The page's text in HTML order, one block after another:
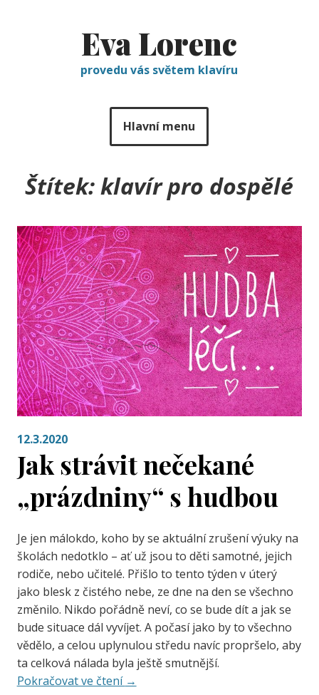
Eva Lorenc
provedu vás světem klavíru
Hlavní menu
Štítek:klavír pro dospělé
12.3.2020
Jak strávit nečekané
„prázdniny“ s hudbou
Je jen málokdo, koho by se aktuální zrušení výuky na
školách nedotklo – ať už jsou to děti samotné, jejich
rodiče, nebo učitelé. Přišlo to tento týden v úterý
jako blesk z čistého nebe, ze dne na den se všechno
změnilo. Nikdo pořádně neví, co se bude dít a jak se
bude situace dál vyvíjet. A počasí jako by to všechno
vědělo, a celou uplynulou středu navíc propršelo, aby
ta celková nálada byla ještě smutnější.
Pokračovat ve čtení →